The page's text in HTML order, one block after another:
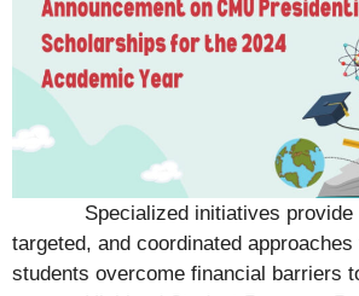
Specialized initiatives provide
targeted, and coordinated
students overcome financial barriers